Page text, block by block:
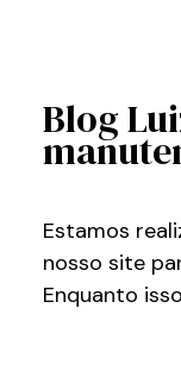
Blog
Estamos
nosso site
Enquanto